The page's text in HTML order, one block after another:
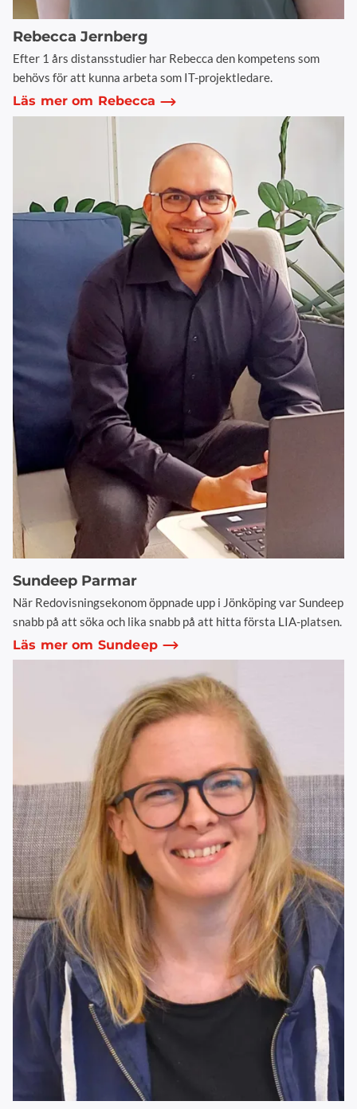
Rebecca Jernberg
Efter 1 års distansstudier har Rebecca den kompetens som
behövs för att kunna arbeta som IT-projektledare.
Läs mer om Rebecca
Sundeep Parmar
När Redovisningsekonom öppnade upp i Jönköping var Sundeep
snabb på att söka och lika snabb på att hitta första LIA-platsen.
Läs mer om Sundeep